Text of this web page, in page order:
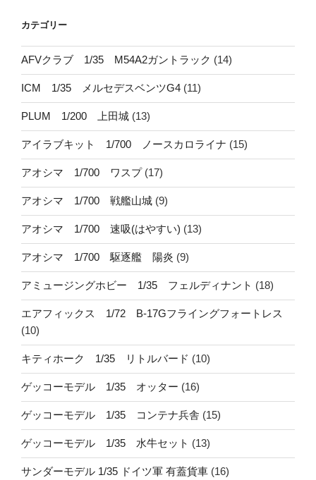
カテゴリー
AFVクラブ 1/35 M54A2ガントラック (14)
ICM 1/35 メルセデスベンツG4 (11)
PLUM 1/200 上田城 (13)
アイラブキット 1/700 ノースカロライナ (15)
アオシマ 1/700 ワスプ(17)
アオシマ 1/700 戦艦山城 (9)
アオシマ 1/700 速吸(はやすい) (13)
アオシマ 1/700 駆逐艦 陽炎 (9)
アミュージングホビー 1/35 フェルディナント (18)
エアフィックス 1/72 B-17Gフライングフォートレス
(10)
キティホーク 1/35 リトルバード (10)
ゲッコーモデル 1/35 オッター (16)
ゲッコーモデル 1/35 コンテナ兵舎 (15)
ゲッコーモデル 1/35 水牛セット (13)
サンダーモデル 1/35 ドイツ軍 有蓋貨車 (16)